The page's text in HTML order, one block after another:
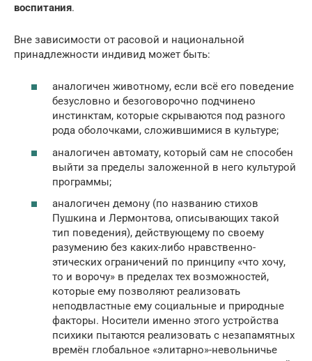
воспитания.
Вне зависимости от расовой и национальной
принадлежности индивид может быть:
аналогичен животному, если всё его поведение
безусловно и безоговорочно подчинено
инстинктам, которые скрываются под разного
рода оболочками, сложившимися в культуре;
аналогичен автомату, который сам не способен
выйти за пределы заложенной в него культурой
программы;
аналогичен демону (по названию стихов
Пушкина и Лермонтова, описывающих такой
тип поведения), действующему по своему
разумению без каких-либо нравственно-
этических ограничений по принципу «что хочу,
то и ворочу» в пределах тех возможностей,
которые ему позволяют реализовать
неподвластные ему социальные и природные
факторы. Носители именно этого устройства
психики пытаются реализовать с незапамятных
времён глобальное «элитарно»-невольничье